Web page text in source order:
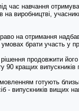
час навчання
виробництві,
на отримання
брати участь у
продовжити
90 кращих
готують
випускників вищих